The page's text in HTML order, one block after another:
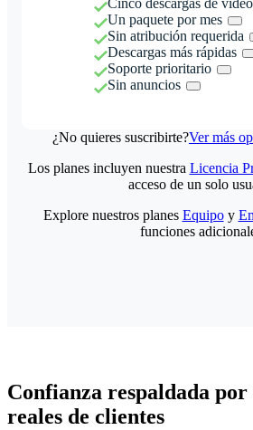
Un paquete por mes
Sin atribución requerida
Descargas más rápidas
Soporte prioritario
Sin anuncios
¿No quieres suscribirte?Ver más
Los planes incluyen nuestra Licencia
acceso de un solo
Explore nuestros planes Equipoy
funciones
Confianza respaldada por
reales de clientes